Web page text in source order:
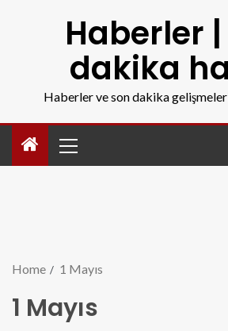
Haberler |
dakika
Haberler ve son dakika
Home 1 Mayıs
1 Mayıs